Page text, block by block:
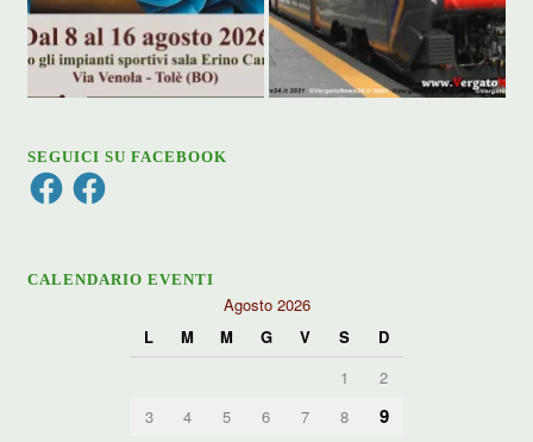
SEGUICI SU FACEBOOK
FacebookFacebook
CALENDARIO EVENTI
Agosto 2026
L
M M G V S
D
1
2
3
4 5 6 7 8 9